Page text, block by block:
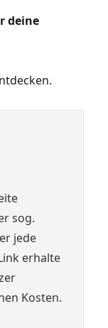
deine
sog.
jede
erhalte
Kosten.